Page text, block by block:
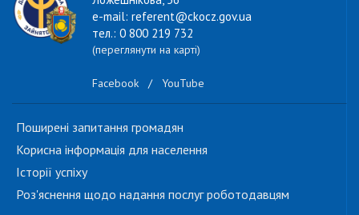
e-mail: referent@ckocz.gov.ua
тел.: 0 800 219 732
(переглянути на карті)
Facebook / YouTube
Поширені запитання громадян
Корисна інформація для населення
Історії успіху
Роз'яснення щодо надання послуг роботодавцям